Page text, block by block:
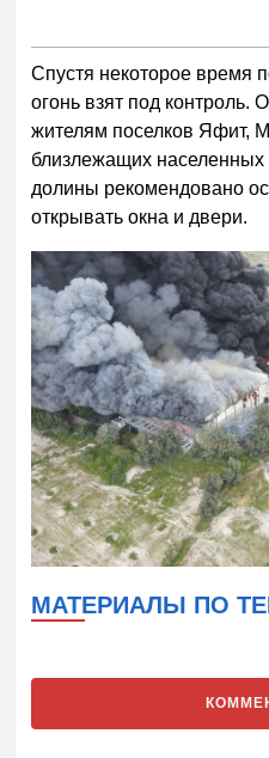
Спустя некоторое время
огонь взят под контроль.
жителям поселков Яфит,
близлежащих населенных
долины рекомендовано
открывать окна и двери.
МАТЕРИАЛЫ ПО